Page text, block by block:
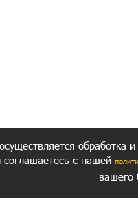
обработка
с нашей
вашего